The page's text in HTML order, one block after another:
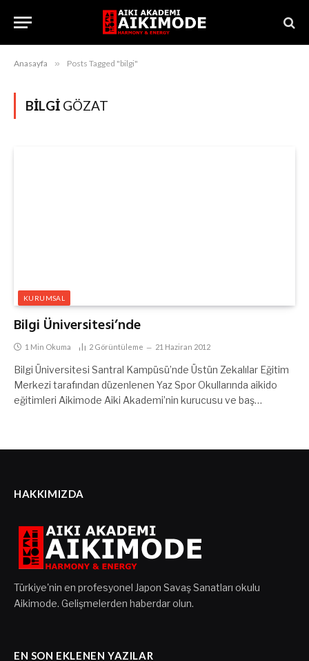
Anasayfa » Posts Tagged "bilgi"
BILGIGÖZAT
KURUMSAL
Bilgi Üniversitesi’nde
1 Min Okuma 2 Görüntüleme 21 Haziran 2012
Bilgi Üniversitesi Santral Kampüsü’nde Üstün Zekalılar Eğitim
Merkezi tarafından düzenlenen Yaz Spor Okullarında aikido
eğitimleri Aikimode Aiki Akademi’nin kurucusu ve baş…
HAKKIMIZDA
Türkiye'nin en profesyonel Japon Savaş Sanatları okulu
Aikimode. Gelişmelerden haberdar olun.
EN SON EKLENEN YAZILAR